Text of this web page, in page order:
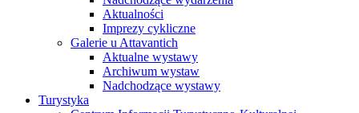
Aktualności
Imprezy cykliczne
Galerie u Attavantich
Aktualne wystawy
Archiwum wystaw
Nadchodzące wystawy
Turystyka